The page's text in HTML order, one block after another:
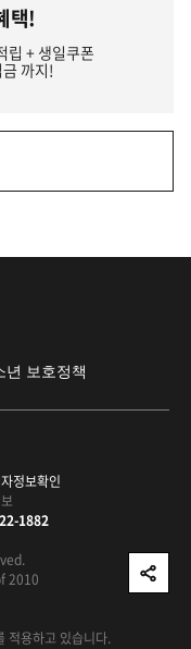
택!
립 + 생일쿠폰
까지!
년 보호정책
정보확인
1882
2010
적용하고 있습니다.